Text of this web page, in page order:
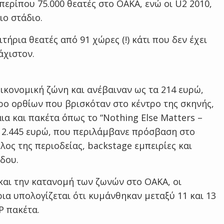
75.000 θεατές στο ΟΑΚΑ, ενώ οι U2 2010,
στάδιο.
θεατές από 91 χώρες (!) κάτι που δεν έχει
ζώνη και ανέβαιναν ως τα 214 ευρώ,
ορθίων που βρισκόταν στο κέντρο της σκηνής,
και πακέτα όπως το “Nothing Else Matters –
ευρώ, που περιλάμβανε πρόσβαση στο
της περιοδείας, backstage εμπειρίες και
την κατανομή των ζωνών στο ΟΑΚΑ, οι
υπολογίζεται ότι κυμάνθηκαν μεταξύ 11 και 13
πακέτα.